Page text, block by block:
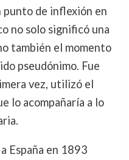
punto de inflexión en
no solo significó una
también el momento
pseudónimo. Fue
vez, utilizó el
lo acompañaría a lo
España en 1893